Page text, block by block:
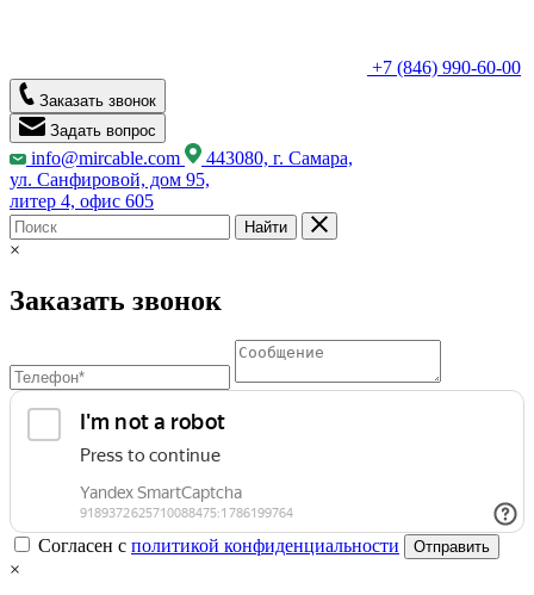
+7 (846) 990-60-00
Заказать звонок
Задать вопрос
info@mircable.com
443080, г. Самара,
ул. Санфировой, дом 95,
литер 4, офис 605
Найти
×
Заказать звонок
Согласен с политикой конфиденциальности Отправить
×